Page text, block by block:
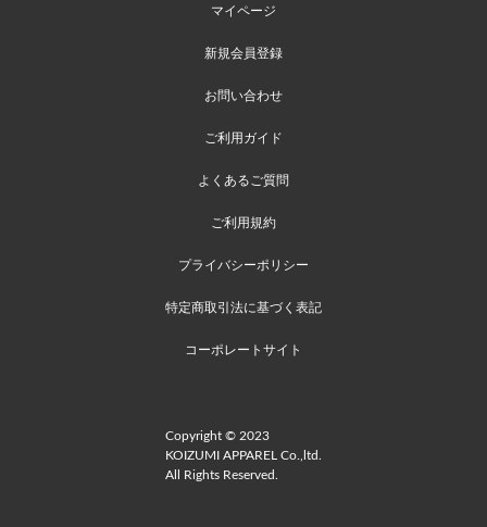
マイページ
新規会員登録
お問い合わせ
ご利用ガイド
よくあるご質問
ご利用規約
プライバシーポリシー
特定商取引法に基づく表記
コーポレートサイト
Copyright © 2023
KOIZUMI APPAREL Co.,ltd.
All Rights Reserved.